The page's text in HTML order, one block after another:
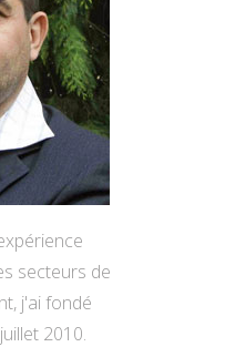
secteurs de
j'ai fondé
2010.